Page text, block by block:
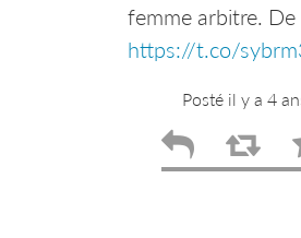
femme arbitre. De
https://t.co/
Posté il y a 4
revenir…https://t.co/
Posté il y a 4 ans